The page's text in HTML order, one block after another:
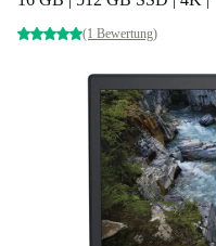
(1 Bewertung)